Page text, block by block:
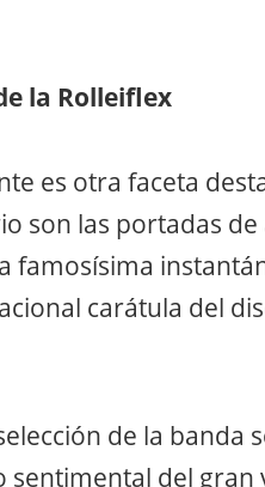
la Rolleiflex
es otra faceta
son las portadas
famosísima
carátula del
de la banda
sentimental del